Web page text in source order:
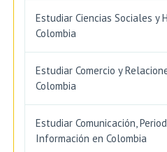
Estudiar Ciencias Sociales y
Colombia
Estudiar Comercio y
Colombia
Estudiar Comunicación,
Información en Colombia